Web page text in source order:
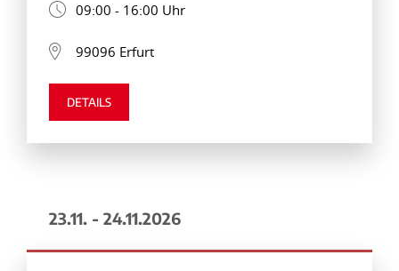
09:00 - 16:00 Uhr
99096 Erfurt
DETAILS
23.11. - 24.11.2026